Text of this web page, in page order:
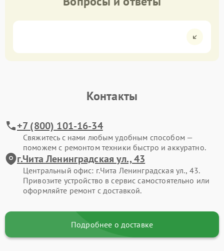
Контакты
+7 (800) 101-16-34
Свяжитесь с нами любым удобным способом —
поможем с ремонтом техники быстро и аккуратно.
г.Чита Ленинградская ул., 43
Центральный офис: г.Чита Ленинградская ул., 43.
Привозите устройство в сервис самостоятельно или
оформляйте ремонт с доставкой.
Подробнее о доставке